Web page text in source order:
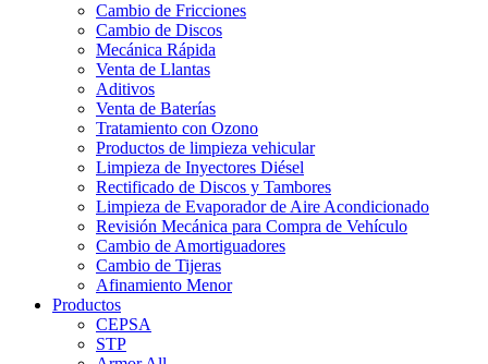
Cambio de Fricciones
Cambio de Discos
Mecánica Rápida
Venta de Llantas
Aditivos
Venta de Baterías
Tratamiento con Ozono
Productos de limpieza vehicular
Limpieza de Inyectores Diésel
Rectificado de Discos y Tambores
Limpieza de Evaporador de Aire Acondicionado
Revisión Mecánica para Compra de Vehículo
Cambio de Amortiguadores
Cambio de Tijeras
Afinamiento Menor
Productos
CEPSA
STP